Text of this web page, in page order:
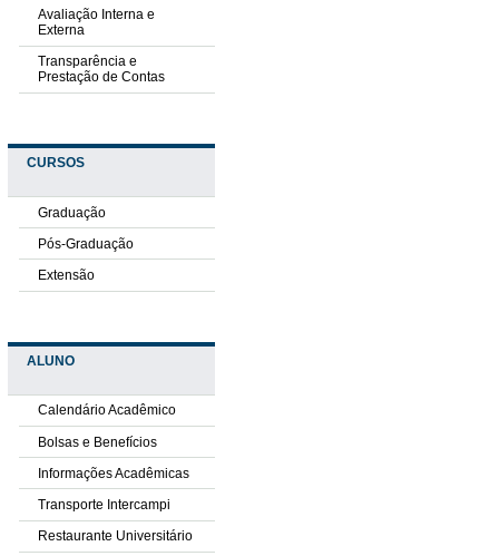
Avaliação Interna e
Externa
Transparência e
Prestação de Contas
CURSOS
Graduação
Pós-Graduação
Extensão
ALUNO
Calendário Acadêmico
Bolsas e Benefícios
Informações Acadêmicas
Transporte Intercampi
Restaurante Universitário